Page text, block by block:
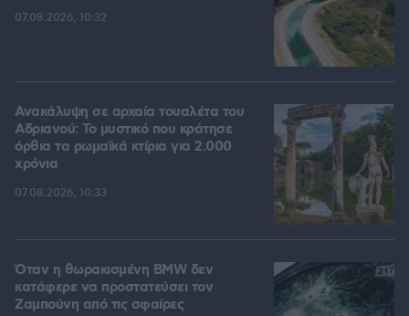
07.08.2026, 10:32
Ανακάλυψη σε αρχαία τουαλέτα του
Αδριανού: Το μυστικό που κράτησε
όρθια τα ρωμαϊκά κτίρια για 2.000
χρόνια
07.08.2026, 10:33
Όταν η θωρακισμένη BMW δεν
κατάφερε να προστατεύσει τον
Ζαμπούνη από τις σφαίρες